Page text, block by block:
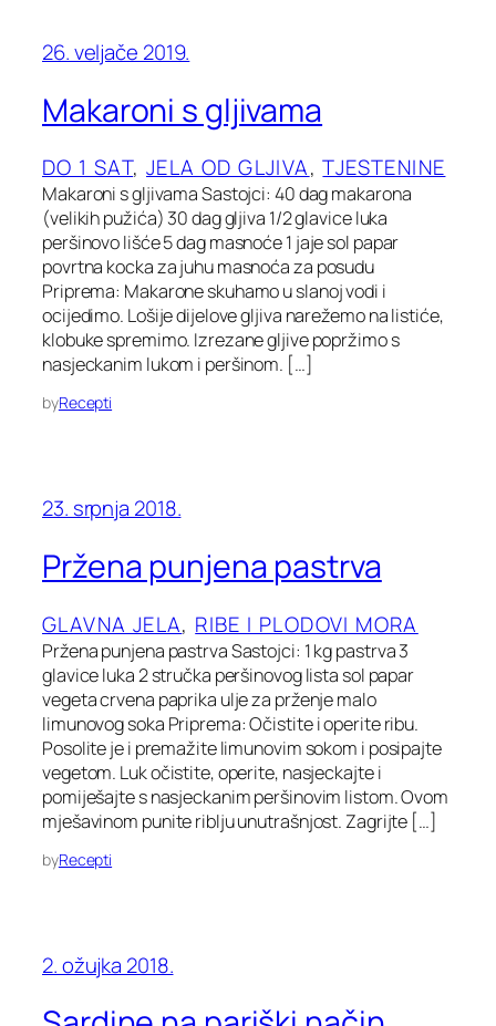
26. veljače 2019.
Makaroni s gljivama
DO 1 SAT, JELA OD GLJIVA, TJESTENINE
Makaroni s gljivama Sastojci: 40 dag makarona
(velikih pužića) 30 dag gljiva 1/2 glavice luka
peršinovo lišće 5 dag masnoće 1 jaje sol papar
povrtna kocka za juhu masnoća za posudu
Priprema: Makarone skuhamo u slanoj vodi i
ocijedimo. Lošije dijelove gljiva narežemo na listiće,
klobuke spremimo. Izrezane gljive popržimo s
nasjeckanim lukom i peršinom. […]
byRecepti
23. srpnja 2018.
Pržena punjena pastrva
GLAVNA JELA, RIBE I PLODOVI MORA
Pržena punjena pastrva Sastojci: 1 kg pastrva 3
glavice luka 2 stručka peršinovog lista sol papar
vegeta crvena paprika ulje za prženje malo
limunovog soka Priprema: Očistite i operite ribu.
Posolite je i premažite limunovim sokom i posipajte
vegetom. Luk očistite, operite, nasjeckajte i
pomiješajte s nasjeckanim peršinovim listom. Ovom
mješavinom punite riblju unutrašnjost. Zagrijte […]
byRecepti
2. ožujka 2018.